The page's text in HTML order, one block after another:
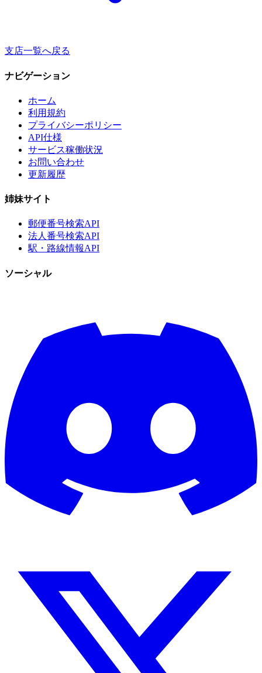
支店一覧へ戻る
ナビゲーション
ホーム
利用規約
プライバシーポリシー
API仕様
サービス稼働状況
お問い合わせ
更新履歴
姉妹サイト
郵便番号検索API
法人番号検索API
駅・路線情報API
ソーシャル